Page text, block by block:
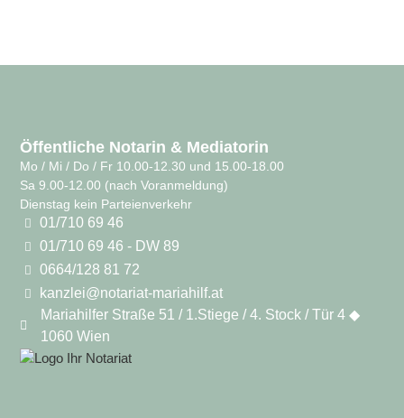
Öffentliche Notarin & Mediatorin
Mo / Mi / Do / Fr 10.00-12.30 und 15.00-18.00
Sa 9.00-12.00 (nach Voranmeldung)
Dienstag kein Parteienverkehr
01/710 69 46
01/710 69 46 - DW 89
0664/128 81 72
kanzlei@notariat-mariahilf.at
Mariahilfer Straße 51 / 1.Stiege / 4. Stock / Tür 4 ◆
1060 Wien